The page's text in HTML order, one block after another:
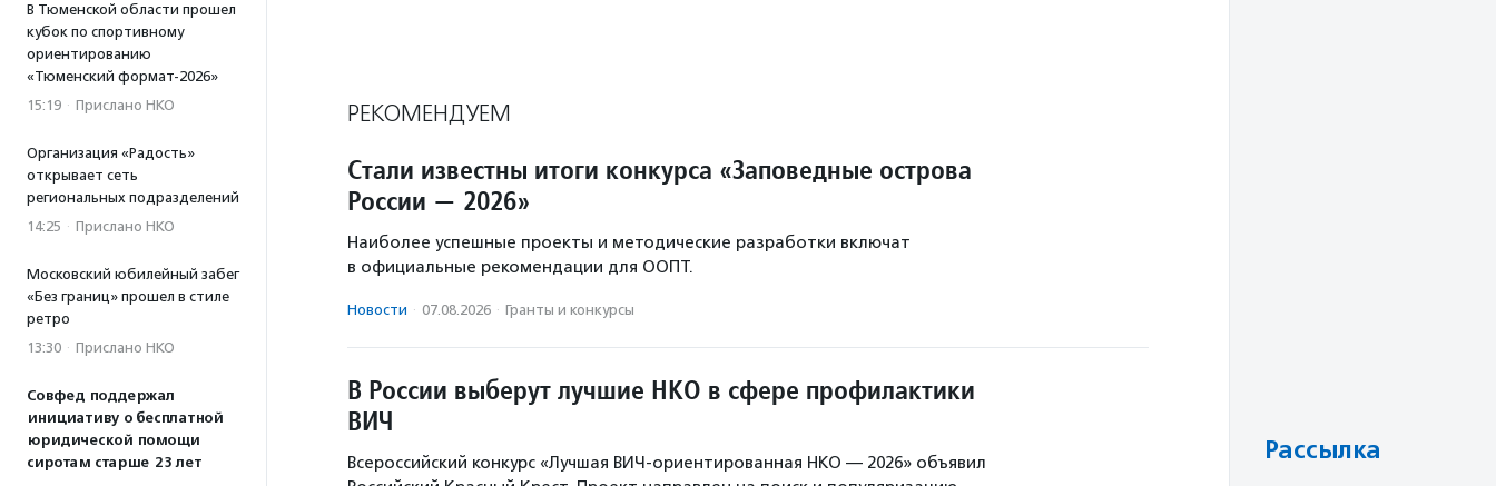
В Тюменской области прошел
кубок по спортивному
ориентированию
«Тюменский формат-2026»
15:19 · Прислано НКО
Организация «Радость»
открывает сеть
региональных подразделений
14:25 · Прислано НКО
Московский юбилейный забег
«Без границ» прошел в стиле
ретро
13:30 · Прислано НКО
Совфед поддержал
инициативу о бесплатной
юридической помощи
сиротам старше 23 лет
РЕКОМЕНДУЕМ
Стали известны итоги конкурса «Заповедные острова
России — 2026»
Наиболее успешные проекты и методические разработки включат
в официальные рекомендации для ООПТ.
Новости · 07.08.2026 · Гранты и конкурсы
В России выберут лучшие НКО в сфере профилактики
ВИЧ
Всероссийский конкурс «Лучшая ВИЧ-ориентированная НКО — 2026» объявил
Рассылка